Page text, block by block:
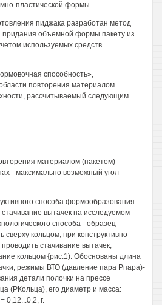
пластической формы.
пиджака разработан метод
объемной формы пакету из
используемых средств
способность»,
повторения материалом
рассчитываемый следующим
материалом (пакетом)
- максимально возможный угол
способа формообразования
вытачек на исследуемом
способа - образец
сверху кольцом; при конструктивно-
стачивание вытачек,
кольцом {рис.1). Обоснованы длина
режимы ВТО (давление пара Рпара)-
детали полочки на прессе
(РКольца), его диаметр и масса:
0,12...0,2, г.